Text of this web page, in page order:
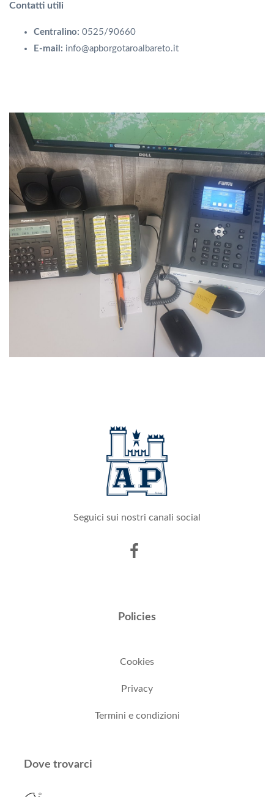
Contatti utili
Centralino: 0525/90660
E-mail: info@apborgotaroalbareto.it
Seguici sui nostri canali social
Policies
Cookies
Privacy
Termini e condizioni
Dove trovarci